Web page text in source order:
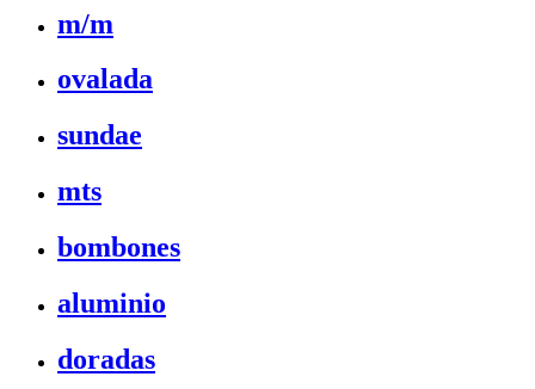
m/m
ovalada
sundae
mts
bombones
aluminio
doradas